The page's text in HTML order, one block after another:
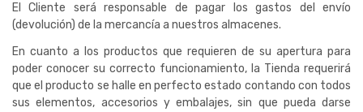
El Cliente será responsable de pagar los gastos del envío
(devolución) de la mercancía a nuestros almacenes.
En cuanto a los productos que requieren de su apertura para
poder conocer su correcto funcionamiento, la Tienda requerirá
que el producto se halle en perfecto estado contando con todos
sus elementos, accesorios y embalajes, sin que pueda darse